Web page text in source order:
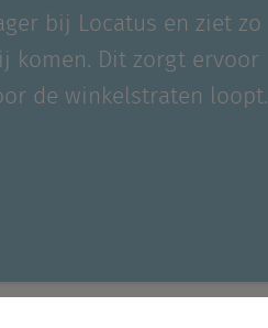
bij Locatus en ziet zo
komen. Dit zorgt ervoor
de winkelstraten loopt.